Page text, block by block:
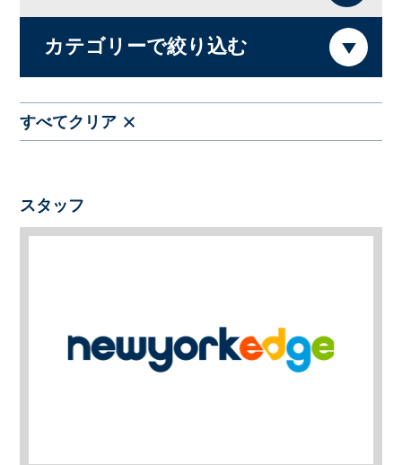
カテゴリーで絞り込む
すべてクリア
スタッフ